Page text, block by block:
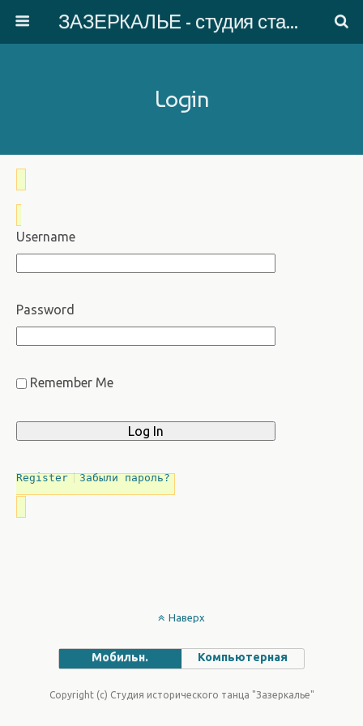
ЗАЗЕРКАЛЬЕ - студия старинного танца
Login
Username
Password
Remember Me
Register Забыли пароль?
Наверх
Мобильн. Компьютерная
Copyright (c) Студия исторического танца "Зазеркалье"